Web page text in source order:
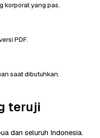
korporat yang pas.
PDF.
saat dibutuhkan.
teruji
dan seluruh Indonesia.